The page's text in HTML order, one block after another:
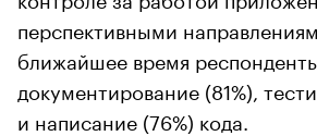
перспективными
ближайшее время
документирование (81%),
и написание (76%) кода.